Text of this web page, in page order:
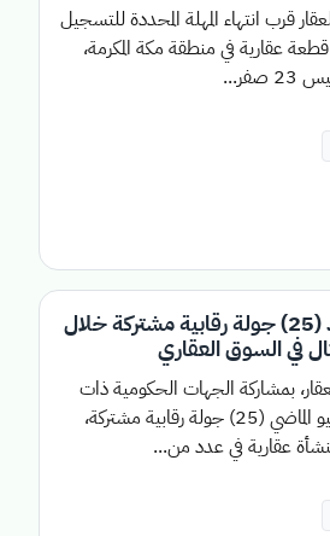
قرب انتهاء المهلة المحددة للتسجيل
الأول لـ (148) قطعة عقارية في منطقة مكة المكرمة،
"هيئة العقار" تنفذ (25) جولة رقابية مشتركة خلال
في السوق العقاري
بمشاركة الجهات الحكومية ذات
العلاقة، خلال شهر يوليو الماضي (25) جولة رقابية مشتركة،